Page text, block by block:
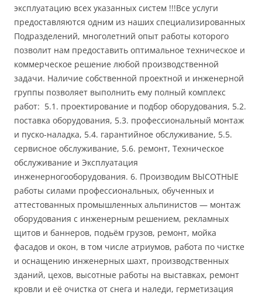
эксплуатацию всех указанных систем !!!Все услуги
предоставляются одним из наших специализированных
Подразделений, многолетний опыт работы которого
позволит нам предоставить оптимальное техническое и
коммерческое решение любой производственной
задачи. Наличие собственной проектной и инженерной
группы позволяет выполнить ему полный комплекс
работ: 5.1. проектирование и подбор оборудования, 5.2.
поставка оборудования, 5.3. профессиональный монтаж
и пуско-наладка, 5.4. гарантийное обслуживание, 5.5.
сервисное обслуживание, 5.6. ремонт, Техническое
обслуживание и Эксплуатация
инженерногооборудования. 6. Производим ВЫСОТНЫЕ
работы силами профессиональных, обученных и
аттестованных промышленных альпинистов — монтаж
оборудования с инженерным решением, рекламных
щитов и баннеров, подьём грузов, ремонт, мойка
фасадов и окон, в том числе атриумов, работа по чистке
и оснащению инженерных шахт, производственных
зданий, цехов, высотные работы на выставках, ремонт
кровли и её очистка от снега и наледи, герметизация